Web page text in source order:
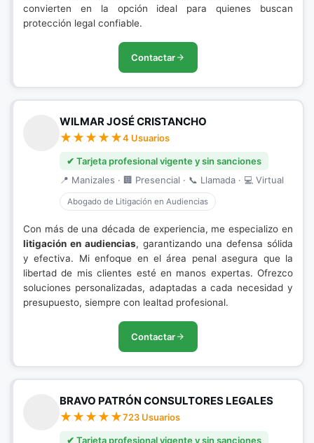
convierten en la opción ideal para quienes buscan
protección legal confiable.
Contactar
WILMAR JOSÉ CRISTANCHO
4 Usuarios
✔ Tarjeta profesional vigente y sin sanciones
📍 Manizales · 🏢 Presencial · 📞 Llamada · 💻 Virtual
Abogado de Litigación en Audiencias
Con más de una década de experiencia, me especializo en
litigación en audiencias, garantizando una defensa sólida
y efectiva. Mi enfoque en el área penal asegura que la
libertad de mis clientes esté en manos expertas. Ofrezco
soluciones personalizadas, adaptadas a cada necesidad y
presupuesto, siempre con lealtad profesional.
Contactar
BRAVO PATRÓN CONSULTORES LEGALES
723 Usuarios
✔ Tarjeta profesional vigente y sin sanciones